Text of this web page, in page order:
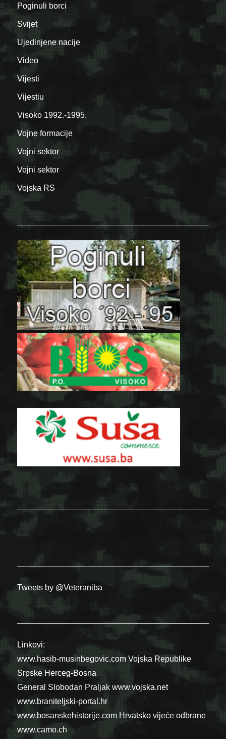
Poginuli borci
Svijet
Ujedinjene nacije
Video
Vijesti
Vijestiu
Visoko 1992.-1995.
Vojne formacije
Vojni sektor
Vojni sektor
Vojska RS
Tweets by @Veteraniba
Linkovi:
www.hasib-musinbegovic.com Vojska Republike
Srpske Herceg-Bosna
General Slobodan Praljak www.vojska.net
www.braniteljski-portal.hr
www.bosanskehistorije.com Hrvatsko vijeće odbrane
www.camo.ch